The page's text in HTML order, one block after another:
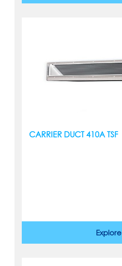
CARRIER DUCT 410A TSF
Explore